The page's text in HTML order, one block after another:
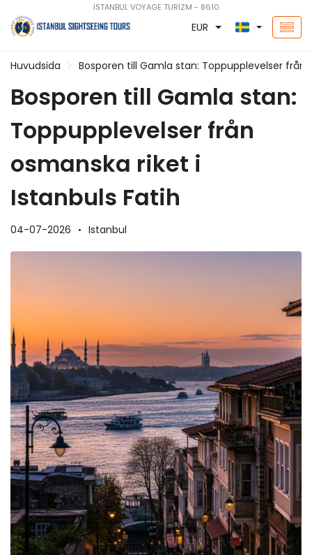
İSTANBUL VOYAGE TURİZM - 8610
EUR
Huvudsida Bosporen till Gamla stan: Toppupplevelser från
Bosporen till Gamla stan:
Toppupplevelser från
osmanska riket i
Istanbuls Fatih
04-07-2026 Istanbul